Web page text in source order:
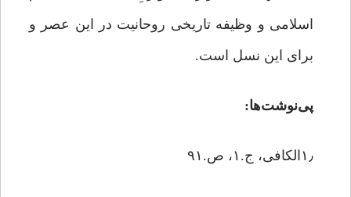
اسلامی و وظیفه تاریخی روحانیت در این عصر و
برای این نسل است.
پی‌نوشت‌ها:
۱٫الکافى، ج.۱، ص.۹۱